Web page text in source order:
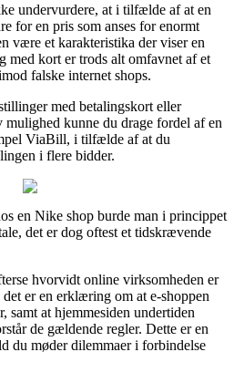
undervurdere, at i tilfælde af at en
for en pris som anses for enormt
være et karakteristika der viser en
med kort er trods alt omfavnet af et
falske internet shops.
med betalingskort eller
kunne du drage fordel af en
ViaBill, i tilfælde af at du
i flere bidder.
en Nike shop burde man i princippet
det er dog oftest et tidskrævende
hvorvidt online virksomheden er
er en erklæring om at e-shoppen
samt at hjemmesiden undertiden
de gældende regler. Dette er en
du møder dilemmaer i forbindelse